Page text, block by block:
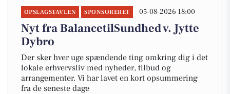
OPSLAGSTAVLEN SPONSORERET 05-08-2026 18:00
Nyt fra BalancetilSundhed v. Jytte
Dybro
Der sker hver uge spændende ting omkring dig i det
lokale erhvervsliv med nyheder, tilbud og
arrangementer. Vi har lavet en kort opsummering
fra de seneste dage